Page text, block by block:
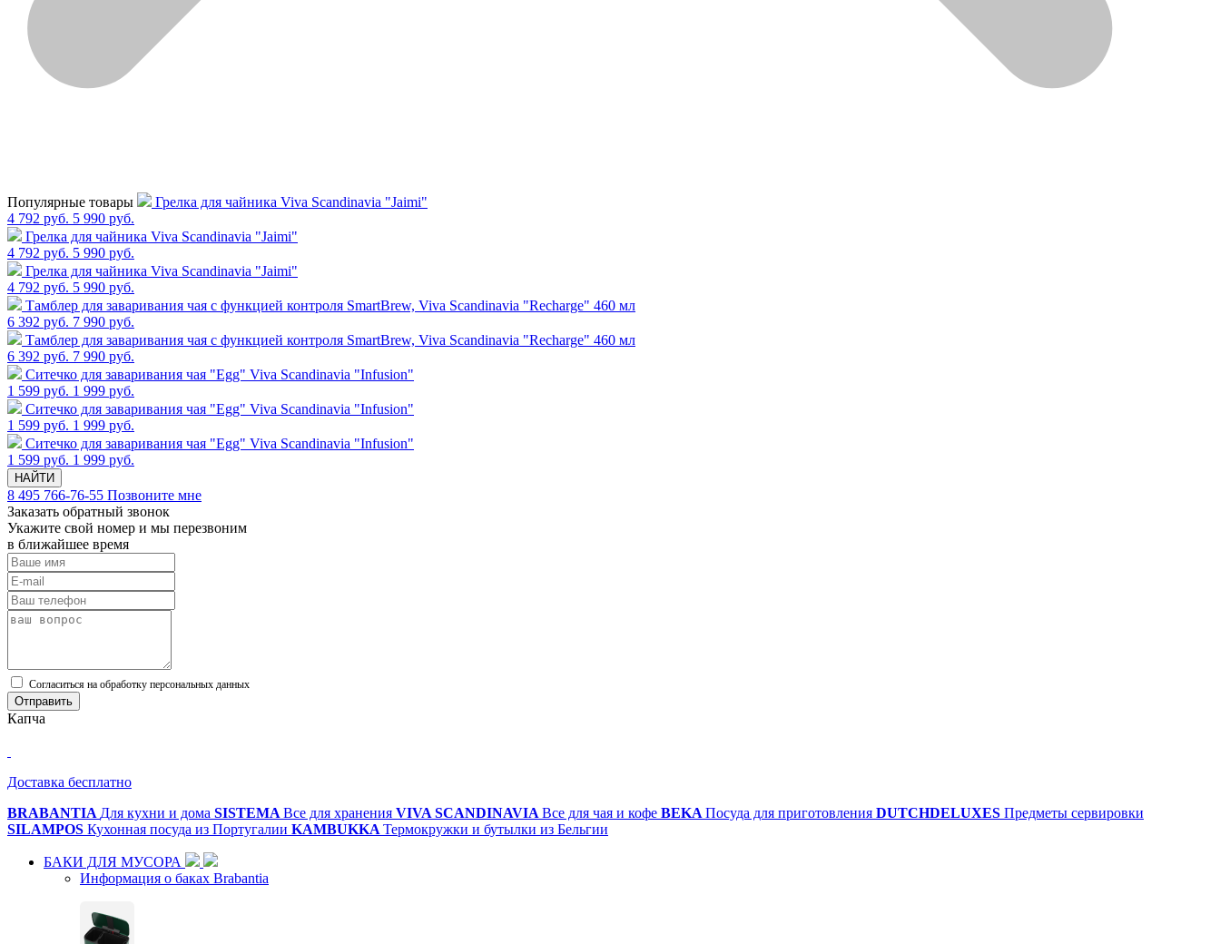
Популярные товары
Грелка для чайника Viva Scandinavia "Jaimi"
4 792 руб. 5 990 руб.
Грелка для чайника Viva Scandinavia "Jaimi"
4 792 руб. 5 990 руб.
Грелка для чайника Viva Scandinavia "Jaimi"
4 792 руб. 5 990 руб.
Тамблер для заваривания чая с функцией контроля SmartBrew, Viva Scandinavia "Recharge" 460 мл
6 392 руб. 7 990 руб.
Тамблер для заваривания чая с функцией контроля SmartBrew, Viva Scandinavia "Recharge" 460 мл
6 392 руб. 7 990 руб.
Cитечко для заваривания чая "Egg" Viva Scandinavia "Infusion"
1 599 руб. 1 999 руб.
Cитечко для заваривания чая "Egg" Viva Scandinavia "Infusion"
1 599 руб. 1 999 руб.
Cитечко для заваривания чая "Egg" Viva Scandinavia "Infusion"
1 599 руб. 1 999 руб.
НАЙТИ
8 495 766-76-55 Позвоните мне
Заказать обратный звонок
Укажите свой номер и мы перезвоним
в ближайшее время
Cогласиться на обработку персональных данных
Отправить
Капча
Доставка бесплатно
BRABANTIA Для кухни и дома SISTEMA Все для хранения VIVA SCANDINAVIA Все для чая и кофе BEKA Посуда для приготовления DUTCHDELUXES Предметы сервировки
SILAMPOS Кухонная посуда из Португалии KAMBUKKA Термокружки и бутылки из Бельгии
БАКИ ДЛЯ МУСОРА
Информация о баках Brabantia